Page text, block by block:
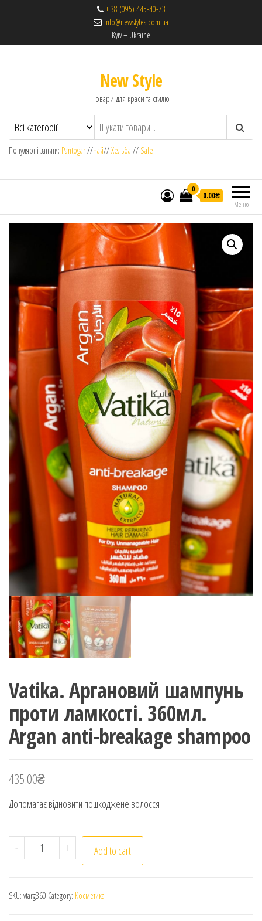
+ 38 (095) 445-40-73
info@newstyles.com.ua
Kyiv – Ukraine
New Style
Товари для краси та стилю
Популярні запити: Pantogar//Чай//Хельба // Sale
Меню
0
0.00₴
Vatika. Аргановий шампунь
проти ламкості. 360мл.
Argan anti-breakage shampoo
435.00₴
Допомагає відновити пошкоджене волосся
- Vatika. Аргановий шампунь проти ламкості.
+ Add to cart
SKU: vtarg360 Category: Косметика